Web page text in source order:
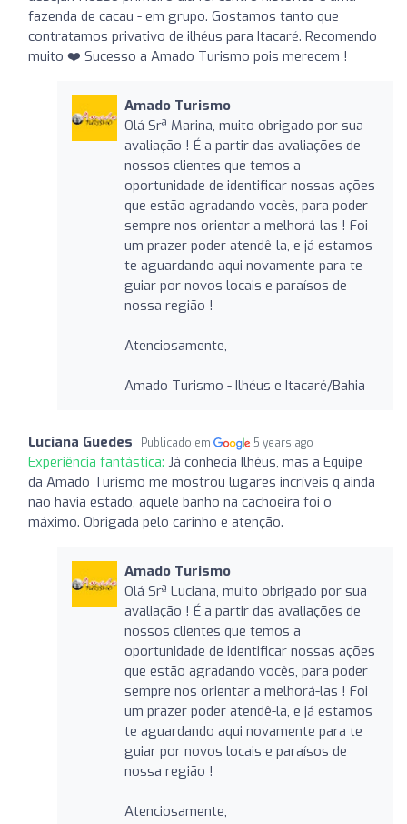
fazenda de cacau - em grupo. Gostamos tanto que
contratamos privativo de ilhéus para Itacaré. Recomendo
muito ❤️ Sucesso a Amado Turismo pois merecem !
Amado Turismo
Olá Srª Marina, muito obrigado por sua
avaliação ! É a partir das avaliações de
nossos clientes que temos a
oportunidade de identificar nossas ações
que estão agradando vocês, para poder
sempre nos orientar a melhorá-las ! Foi
um prazer poder atendê-la, e já estamos
te aguardando aqui novamente para te
guiar por novos locais e paraísos de
nossa região !
Atenciosamente,
Amado Turismo - Ilhéus e Itacaré/Bahia
Luciana Guedes Publicado em 5 years ago
Experiência fantástica: Já conhecia Ilhéus, mas a Equipe
da Amado Turismo me mostrou lugares incríveis q ainda
não havia estado, aquele banho na cachoeira foi o
máximo. Obrigada pelo carinho e atenção.
Amado Turismo
Olá Srª Luciana, muito obrigado por sua
avaliação ! É a partir das avaliações de
nossos clientes que temos a
oportunidade de identificar nossas ações
que estão agradando vocês, para poder
sempre nos orientar a melhorá-las ! Foi
um prazer poder atendê-la, e já estamos
te aguardando aqui novamente para te
guiar por novos locais e paraísos de
nossa região !
Atenciosamente,